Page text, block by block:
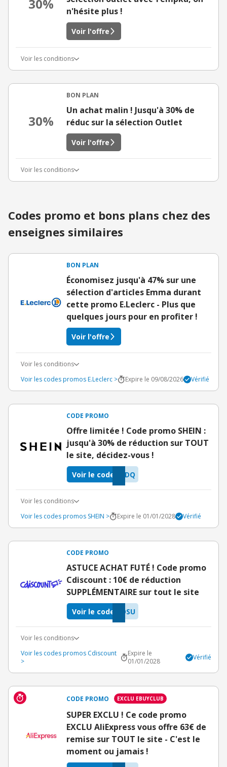
30%
n'hésite plus !
Voir l'offre
Voir les conditions
30%
BON PLAN
Un achat malin ! Jusqu'à 30% de
réduc sur la sélection Outlet
Voir l'offre
Voir les conditions
Codes promo et bons plans chez des
enseignes similaires
BON PLAN
Économisez jusqu'à 47% sur une
sélection d'articles Emma durant
cette promo E.Leclerc - Plus que
quelques jours pour en profiter !
Voir l'offre
Voir les conditions
Voir les codes promos E.Leclerc >
Expire le 09/08/2026 Vérifié
CODE PROMO
Offre limitée ! Code promo SHEIN :
jusqu'à 30% de réduction sur TOUT
le site, décidez-vous !
VDQ
Voir le code
Voir les conditions
Voir les codes promos SHEIN >
Expire le 01/01/2028 Vérifié
CODE PROMO
ASTUCE ACHAT FUTÉ ! Code promo
Cdiscount : 10€ de réduction
SUPPLÉMENTAIRE sur tout le site
OSU
Voir le code
Voir les conditions
Voir les codes promos Cdiscount
>
Expire le
01/01/2028
Vérifié
CODE PROMO EXCLU EBUYCLUB
SUPER EXCLU ! Ce code promo
EXCLU AliExpress vous offre 63€ de
remise sur TOUT le site - C'est le
moment ou jamais !